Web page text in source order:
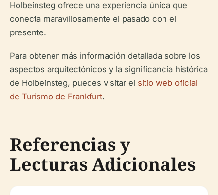
Holbeinsteg ofrece una experiencia única que
conecta maravillosamente el pasado con el
presente.
Para obtener más información detallada sobre los
aspectos arquitectónicos y la significancia histórica
de Holbeinsteg, puedes visitar el sitio web oficial
de Turismo de Frankfurt.
Referencias y
Lecturas Adicionales